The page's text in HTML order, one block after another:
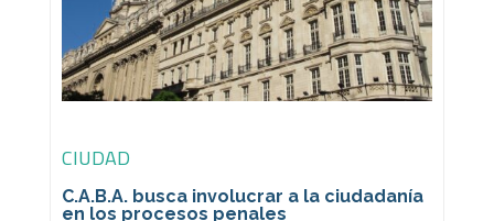
CIUDAD
C.A.B.A. busca involucrar a la ciudadanía
en los procesos penales